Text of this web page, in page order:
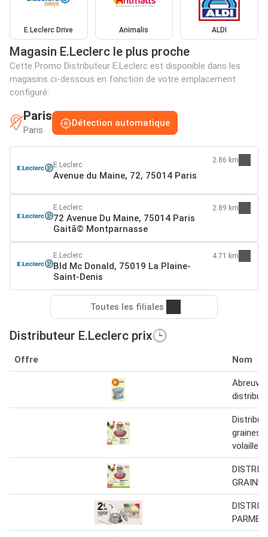
E.Leclerc Drive Animalis ALDI
Magasin E.Leclerc le plus proche
Cette Promo Distributeur E.Leclerc est disponible dans les
magasins ci-dessous en fonction de votre emplacement
configuré:
Paris
Paris
Détection automatique
E.Leclerc
Avenue du Maine, 72, 75014 Paris
2.86 km
E.Leclerc
72 Avenue Du Maine, 75014 Paris
Gaitã© Montparnasse
2.89 km
E.Leclerc
Bld Mc Donald, 75019 La Plaine-
Saint-Denis
4.71 km
Toutes les filiales
Distributeur E.Leclerc prix🕒
Offre Nom
graines
volailles